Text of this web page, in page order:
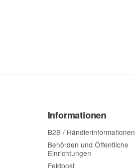
Informationen
B2B / Händlerinformationen
Behörden und Öffentliche
Einrichtungen
Feldpost